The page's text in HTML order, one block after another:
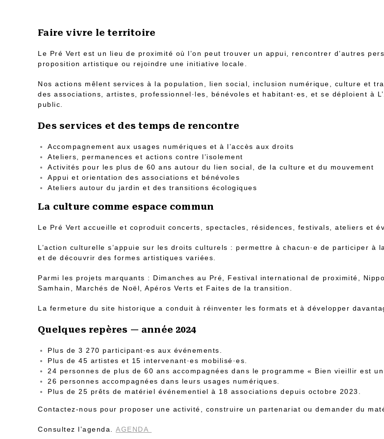
Faire vivre le territoire
Le Pré Vert est un lieu de proximité où l’on peut trouver un appui, rencontrer d’autres
proposition artistique ou rejoindre une initiative locale.
Nos actions mêlent services à la population, lien social, inclusion numérique, culture et
des associations, artistes, professionnel·les, bénévoles et habitant·es, et se déploient à
public.
Des services et des temps de rencontre
Accompagnement aux usages numériques et à l’accès aux droits
Ateliers, permanences et actions contre l’isolement
Activités pour les plus de 60 ans autour du lien social, de la culture et du mouvement
Appui et orientation des associations et bénévoles
Ateliers autour du jardin et des transitions écologiques
La culture comme espace commun
Le Pré Vert accueille et coproduit concerts, spectacles, résidences, festivals, ateliers et
L’action culturelle s’appuie sur les droits culturels : permettre à chacun·e de participer
et de découvrir des formes artistiques variées.
Parmi les projets marquants : Dimanches au Pré, Festival international de proximité,
Samhain, Marchés de Noël, Apéros Verts et Faites de la transition.
La fermeture du site historique a conduit à réinventer les formats et à développer
Quelques repères — année 2024
Plus de 3 270 participant·es aux événements.
Plus de 45 artistes et 15 intervenant·es mobilisé·es.
24 personnes de plus de 60 ans accompagnées dans le programme « Bien vieillir est
26 personnes accompagnées dans leurs usages numériques.
Plus de 25 prêts de matériel événementiel à 18 associations depuis octobre 2023.
Contactez-nous pour proposer une activité, construire un partenariat ou demander du
Consultez l’agenda.AGENDA